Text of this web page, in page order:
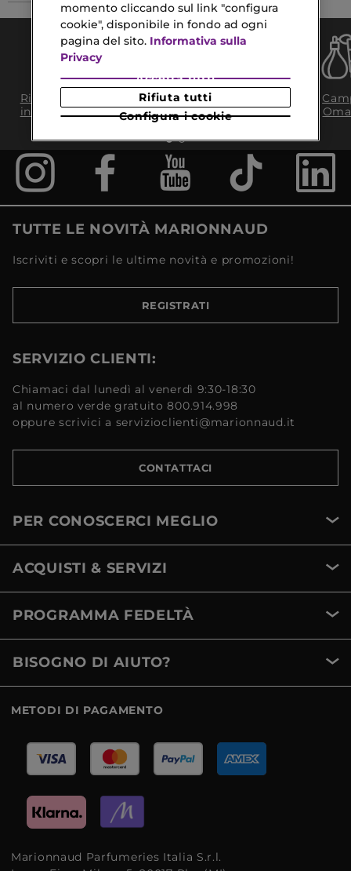
Ritiro in negozio
in 2H
Consegna Gratuita
da 35€​ in 24/48H
TUTTE LE NOVITÀ MARIONNAUD
Iscriviti e scopri le ultime novità e promozioni!
REGISTRATI
SERVIZIO CLIENTI:
Chiamaci dal lunedì al venerdì 9:30-18:30
al numero verde gratuito 800.914.998
oppure scrivici a servizioclienti@marionnaud.it
CONTATTACI
PER CONOSCERCI MEGLIO
ACQUISTI & SERVIZI
PROGRAMMA FEDELTÀ
BISOGNO DI AIUTO?
METODI DI PAGAMENTO
Marionnaud Parfumeries Italia S.r.l.
momento cliccando sul link "configura
cookie", disponibile in fondo ad ogni
pagina del sito. Informativa sulla
Privacy
Configura i cookie
Rifiuta tutti
Accetta tutti